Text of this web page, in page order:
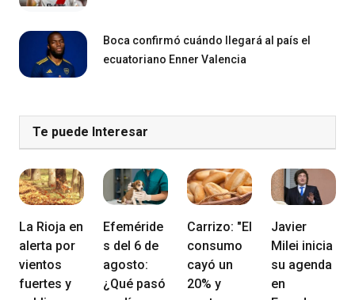
Boca confirmó cuándo llegará al país el
ecuatoriano Enner Valencia
Te puede Interesar
La Rioja en
alerta por
vientos
fuertes y
Efeméride
s del 6 de
agosto:
¿Qué pasó
Carrizo: "El
consumo
cayó un
20% y
Javier
Milei inicia
su agenda
en